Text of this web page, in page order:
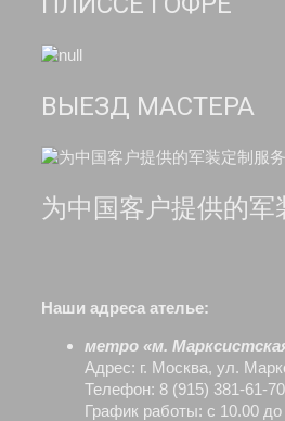
ВЫЕЗД МАСТЕРА
为中国客户提供的军
Наши адреса ателье:
метро «м.
Адрес: г. Москва, ул.
Телефон: 8 (915) 381-61-70
График работы: с 10.00